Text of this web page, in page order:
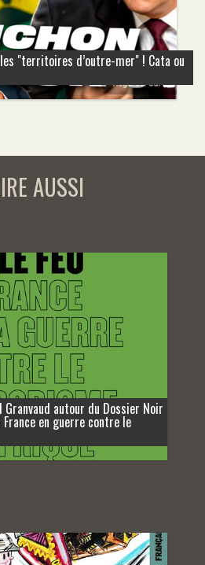
"territoires d’outre-mer" ! Cata ou
AUSSI
Granvaud autour du Dossier Noir
France en guerre contre le